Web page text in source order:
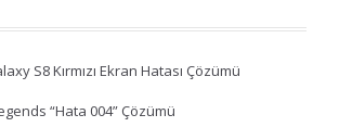
S8 Kırmızı Ekran Hatası Çözümü
“Hata 004” Çözümü